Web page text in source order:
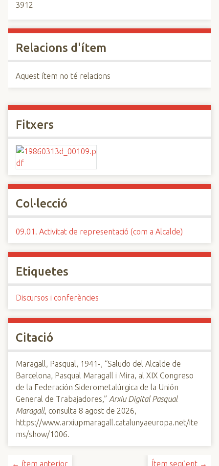
3912
Relacions d'ítem
Aquest ítem no té relacions
Fitxers
Col·lecció
09.01. Activitat de representació (com a Alcalde)
Etiquetes
Discursos i conferències
Citació
Maragall, Pasqual, 1941-, “Saludo del Alcalde de
Barcelona, Pasqual Maragall i Mira, al XIX Congreso
de la Federación Siderometalúrgica de la Unión
General de Trabajadores,” Arxiu Digital Pasqual
Maragall, consulta 8 agost de 2026,
https://www.arxiupmaragall.catalunyaeuropa.net/ite
ms/show/1006.
← ítem anterior Ítem següent →